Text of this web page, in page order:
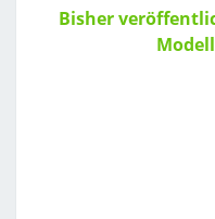
Bisher